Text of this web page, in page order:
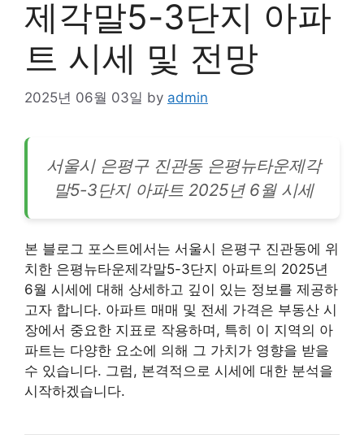
제각말5-3단지 아파
트 시세 및 전망
2025년 06월 03일 by admin
서울시 은평구 진관동 은평뉴타운제각
말5-3단지 아파트 2025년 6월 시세
본 블로그 포스트에서는 서울시 은평구 진관동에 위
치한 은평뉴타운제각말5-3단지 아파트의 2025년
6월 시세에 대해 상세하고 깊이 있는 정보를 제공하
고자 합니다. 아파트 매매 및 전세 가격은 부동산 시
장에서 중요한 지표로 작용하며, 특히 이 지역의 아
파트는 다양한 요소에 의해 그 가치가 영향을 받을
수 있습니다. 그럼, 본격적으로 시세에 대한 분석을
시작하겠습니다.